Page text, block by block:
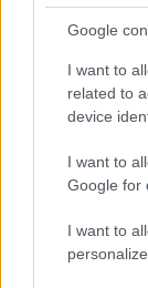
Google
I want to
related to
device
I want to
Google for
I want to